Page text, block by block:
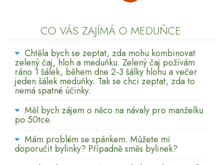
CO VÁS ZAJÍMÁ O MEDUŇCE
Chtěla bych se zeptat, zda mohu kombinovat
zelený čaj, hloh a meduňku. Zelený čaj požívám
ráno 1 šálek, během dne 2-3 šálky hlohu a večer
jeden šálek meduňky. Tak se chci zeptat, zda to
nemá spatné účinky.
Měl bych zájem o něco na návaly pro manželku
po 50tce.
Mám problém se spánkem. Můžete mi
doporučit bylinky? Případně směs bylinek?